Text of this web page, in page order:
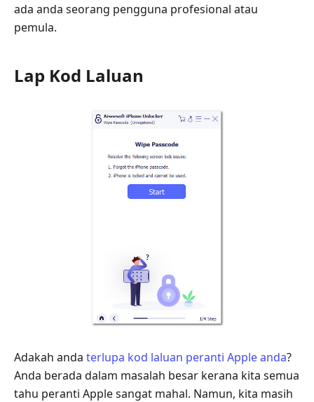
ada anda seorang pengguna profesional atau
pemula.
Lap Kod Laluan
Adakah anda terlupa kod laluan peranti Apple anda?
Anda berada dalam masalah besar kerana kita semua
tahu peranti Apple sangat mahal. Namun, kita masih